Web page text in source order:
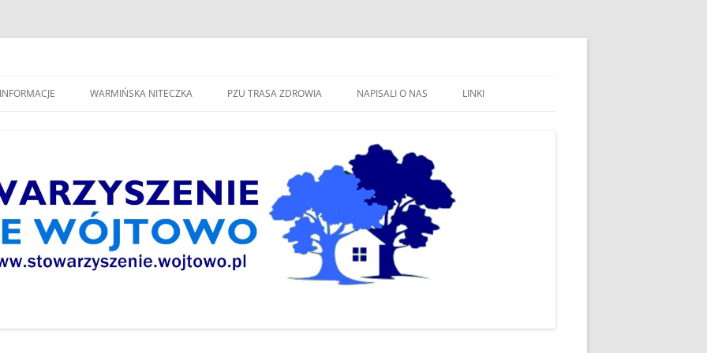
INFORMACJE WARMIŃSKA NITECZKA PZU TRASA ZDROWIA NAPISALI O NAS LINKI